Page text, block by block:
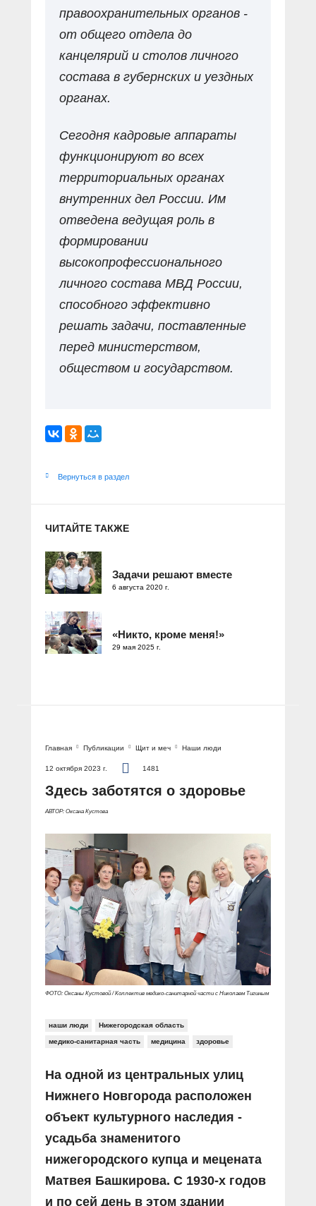
правоохранительных органов -
от общего отдела до
канцелярий и столов личного
состава в губернских и уездных
органах.
Сегодня кадровые аппараты
функционируют во всех
территориальных органах
внутренних дел России. Им
отведена ведущая роль в
формировании
высокопрофессионального
личного состава МВД России,
способного эффективно
решать задачи, поставленные
перед министерством,
обществом и государством.
Вернуться в раздел
ЧИТАЙТЕ ТАКЖЕ
Задачи решают вместе
6 августа 2020 г.
«Никто, кроме меня!»
29 мая 2025 г.
Главная Публикации Щит и меч Наши люди
12 октября 2023 г. 1481
Здесь заботятся о здоровье
АВТОР: Оксана Кустова
ФОТО: Оксаны Кустовой / Коллектив медико-санитарной части с Николаем Тигиным
наши люди Нижегородская область
медико-санитарная часть медицина здоровье
На одной из центральных улиц
Нижнего Новгорода расположен
объект культурного наследия -
усадьба знаменитого
нижегородского купца и мецената
Матвея Башкирова. С 1930-х годов
и по сей день в этом здании